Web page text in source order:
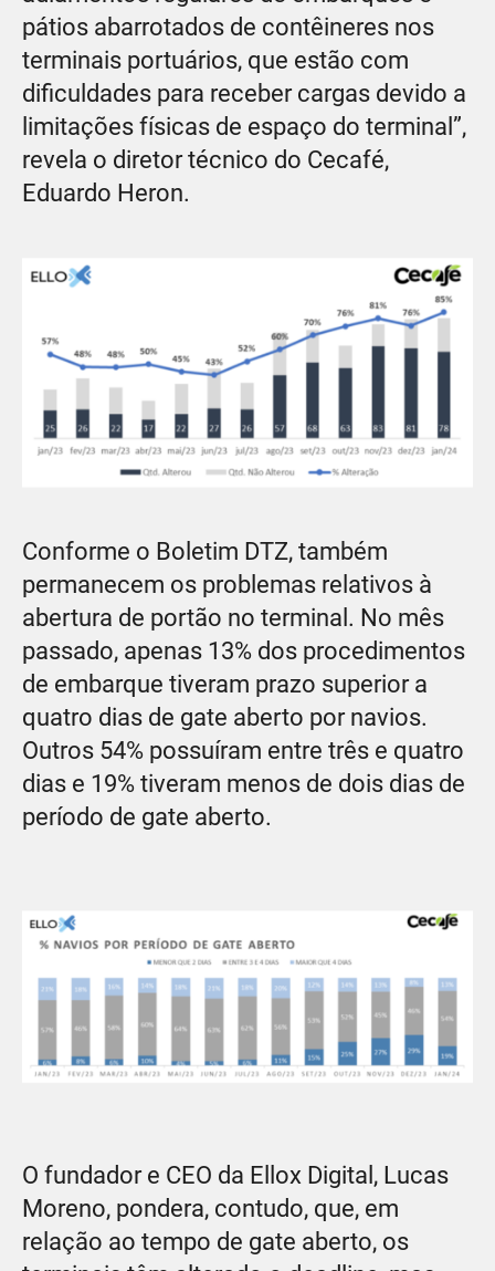
pátios abarrotados de contêineres nos
terminais portuários, que estão com
dificuldades para receber cargas devido a
limitações físicas de espaço do terminal”,
revela o diretor técnico do Cecafé,
Eduardo Heron.
Conforme o Boletim DTZ, também
permanecem os problemas relativos à
abertura de portão no terminal. No mês
passado, apenas 13% dos procedimentos
de embarque tiveram prazo superior a
quatro dias de gate aberto por navios.
Outros 54% possuíram entre três e quatro
dias e 19% tiveram menos de dois dias de
período de gate aberto.
O fundador e CEO da Ellox Digital, Lucas
Moreno, pondera, contudo, que, em
relação ao tempo de gate aberto, os